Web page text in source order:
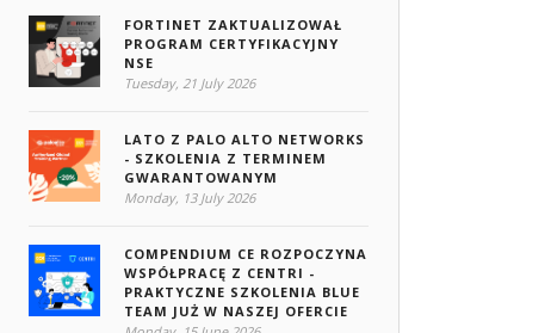
FORTINET ZAKTUALIZOWAŁ
PROGRAM CERTYFIKACYJNY
NSE
Tuesday, 21 July 2026
LATO Z PALO ALTO NETWORKS
- SZKOLENIA Z TERMINEM
GWARANTOWANYM
Monday, 13 July 2026
COMPENDIUM CE ROZPOCZYNA
WSPÓŁPRACĘ Z CENTRI -
PRAKTYCZNE SZKOLENIA BLUE
TEAM JUŻ W NASZEJ OFERCIE